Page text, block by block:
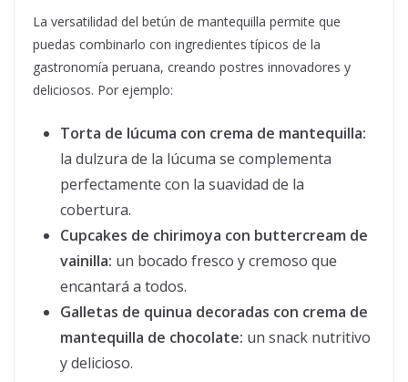
La versatilidad del betún de mantequilla permite que
puedas combinarlo con ingredientes típicos de la
gastronomía peruana, creando postres innovadores y
deliciosos. Por ejemplo:
Torta de lúcuma con crema de mantequilla:
la dulzura de la lúcuma se complementa
perfectamente con la suavidad de la
cobertura.
Cupcakes de chirimoya con buttercream de
vainilla: un bocado fresco y cremoso que
encantará a todos.
Galletas de quinua decoradas con crema de
mantequilla de chocolate: un snack nutritivo
y delicioso.